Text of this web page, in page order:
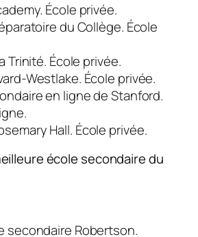
École privée.
du Collège. École
Trinité. École privée.
Westlake. École privée.
en ligne de Stanford.
Hall. École privée.
école secondaire du
secondaire Robertson.